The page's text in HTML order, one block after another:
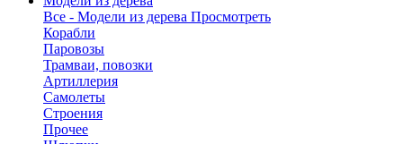
Все - Модели из дерева Просмотреть
Корабли
Паровозы
Трамваи, повозки
Артиллерия
Самолеты
Строения
Прочее